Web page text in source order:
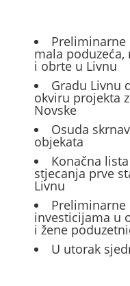
mala
i obrte u Livnu
Gradu Livnu
okviru projekta
Novske
Osuda
objekata
Konačna
stjecanja prve
Livnu
investicijama u
i žene
U utorak